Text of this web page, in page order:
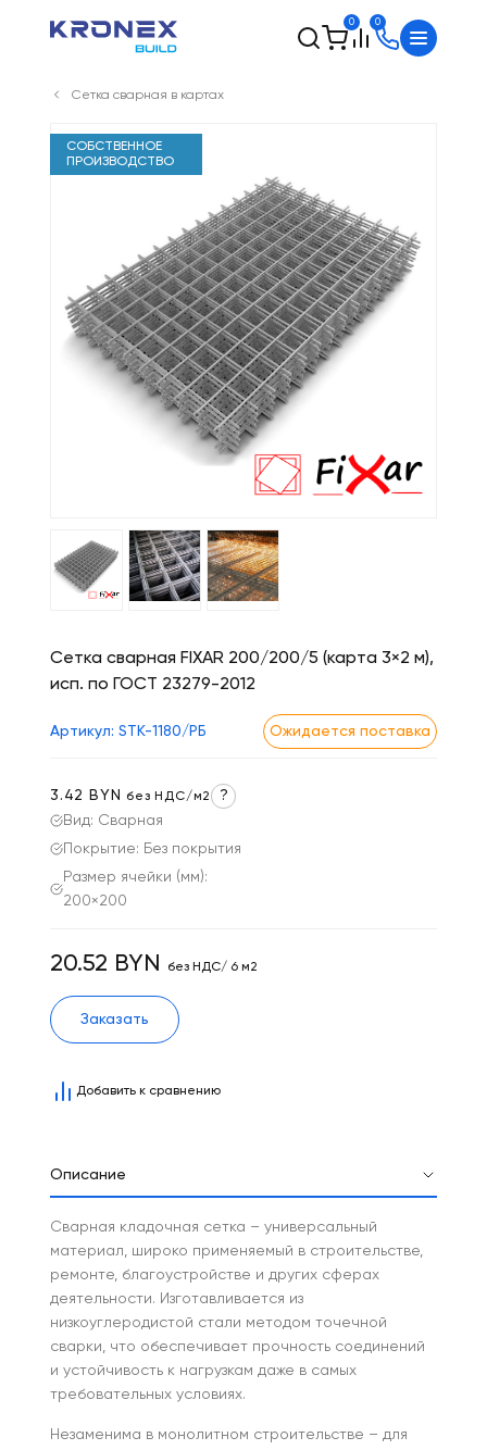
0 0
Сетка сварная в картах
СОБСТВЕННОЕ
ПРОИЗВОДСТВО
Сетка сварная FIXAR 200/200/5 (карта 3×2 м),
исп. по ГОСТ 23279-2012
Артикул: STK-1180/РБ Ожидается поставка
Вид: Сварная
Покрытие: Без покрытия
Размер ячейки (мм):
200×200
3.42 BYN без НДС/м2 ?
20.52 BYN без НДС/ 6 м2
Заказать
Добавить к сравнению
Описание
Сварная кладочная сетка – универсальный
материал, широко применяемый в строительстве,
ремонте, благоустройстве и других сферах
деятельности. Изготавливается из
низкоуглеродистой стали методом точечной
сварки, что обеспечивает прочность соединений
и устойчивость к нагрузкам даже в самых
требовательных условиях.
Незаменима в монолитном строительстве – для